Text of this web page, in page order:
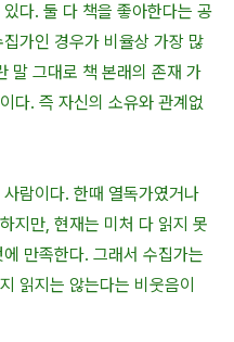
다. 둘 다 책을 좋아한다는 공
가인 경우가 비율상 가장 많
말 그대로 책 본래의 존재 가
다. 즉 자신의 소유와 관계없
람이다. 한때 열독가였거나
지만, 현재는 미처 다 읽지 못
만족한다. 그래서 수집가는
읽지는 않는다는 비웃음이